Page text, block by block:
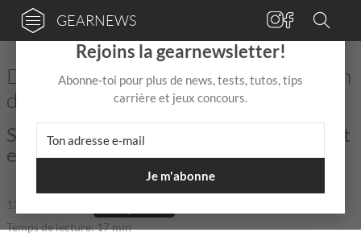
GEARNEWS
Dompte les réseaux sociaux avec Sarah
d’Algorythmes (interview)
Sarah d'Algorythmes t'explique comment
enfin dompter les réseaux sociaux!
13 Jan
Temps de lecture: 17 min
×
Rejoins la gearnewsletter!
Abonne-toi pour plus de news, tests, tutos, tips
carrière et jeux concours.
Je m'abonne